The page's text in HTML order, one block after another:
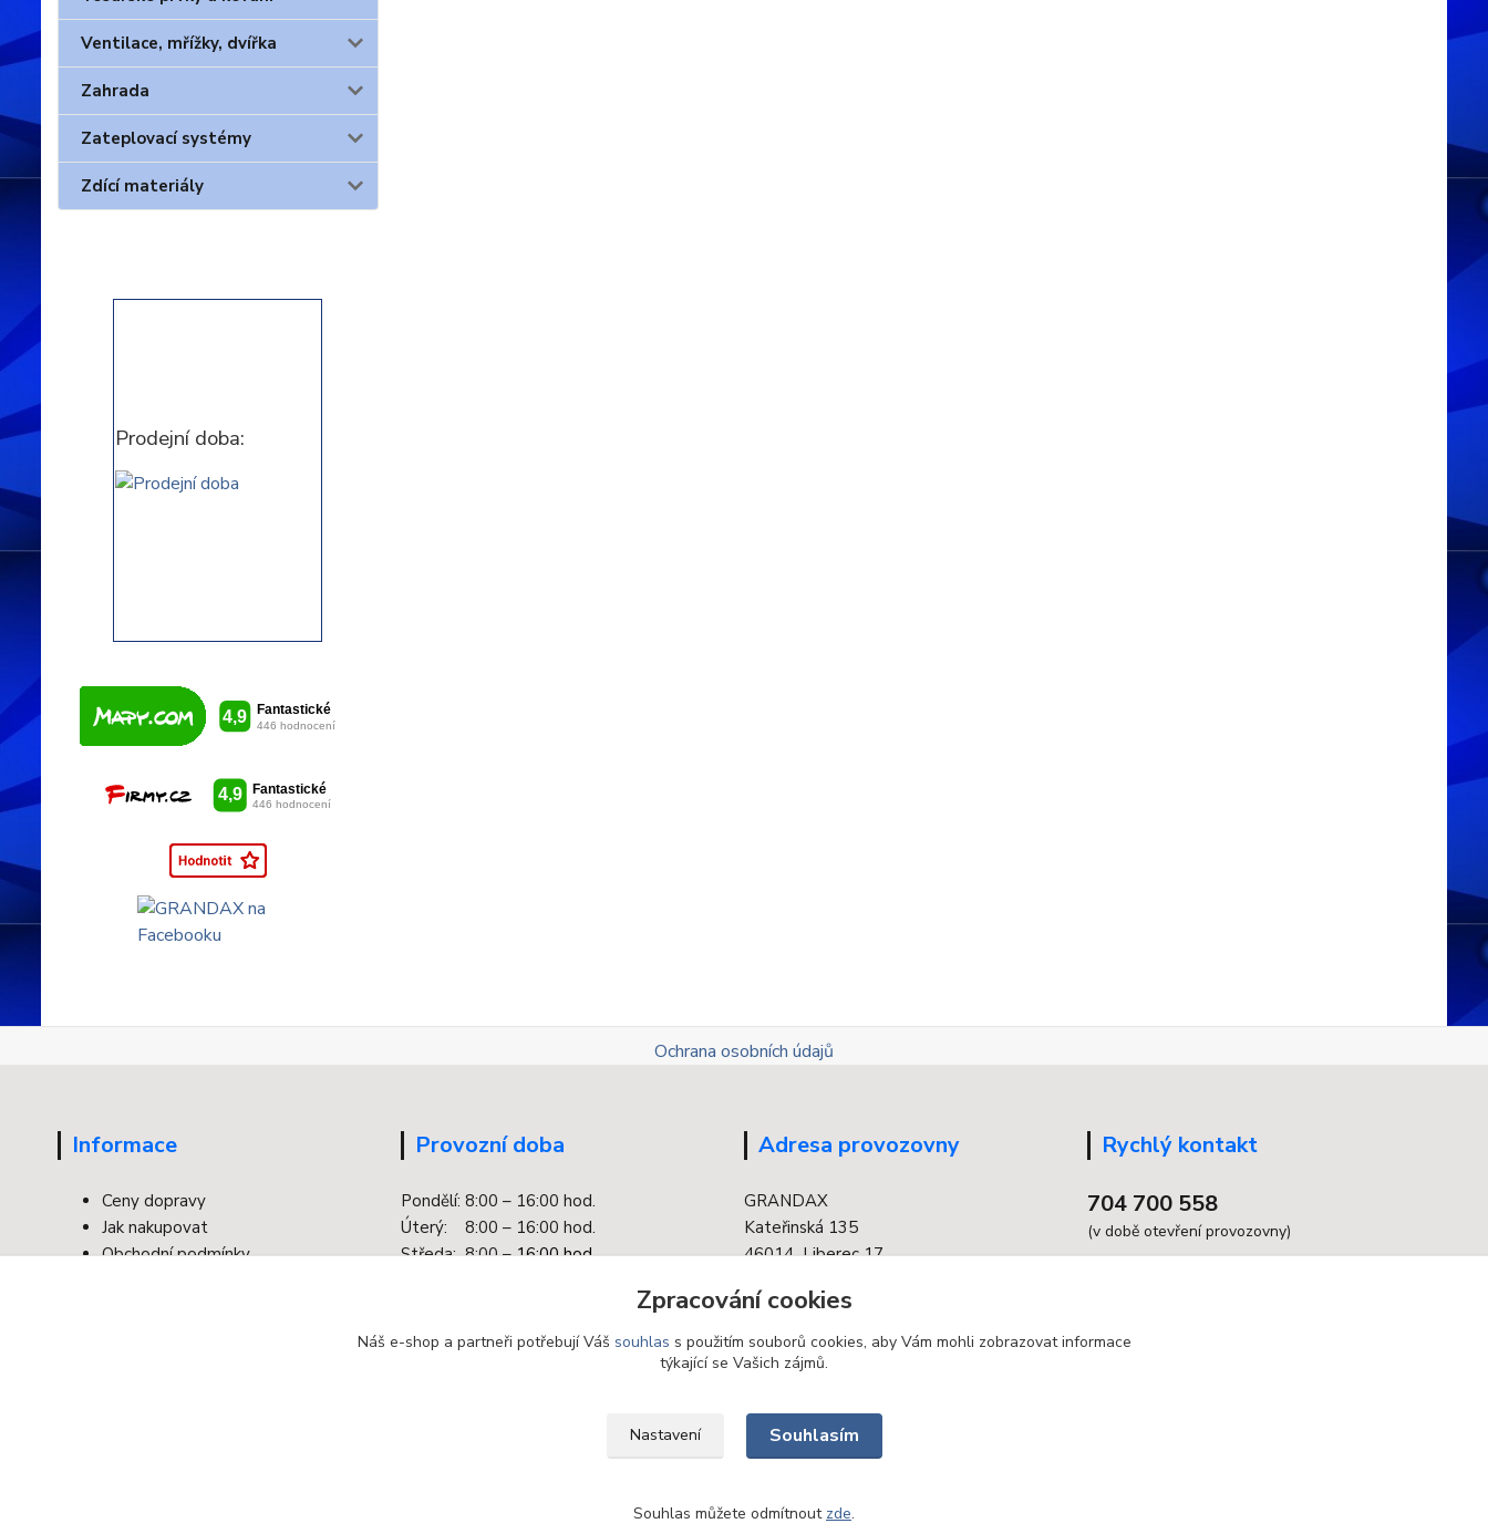
Ventilace, mřížky, dvířka
Zahrada
Zateplovací systémy
Zdící materiály
Prodejní doba:
Ochrana osobních údajů
Informace
Ceny dopravy
Jak nakupovat
Obchodní podmínky
Provozní doba
Pondělí: 8:00 – 16:00 hod.
Úterý: 8:00 – 16:00 hod.
Středa: 8:00 –16:00 hod.
Adresa provozovny
GRANDAX
Kateřinská 135
46014 Liberec 17
Rychlý kontakt
704 700 558
(v době otevření provozovny)
Zpracování cookies
Náš e-shop a partneři potřebují Váš souhlas s použitím souborů cookies, aby Vám mohli zobrazovat informace
týkající se Vašich zájmů.
Nastavení Souhlasím
Souhlas můžete odmítnout zde.